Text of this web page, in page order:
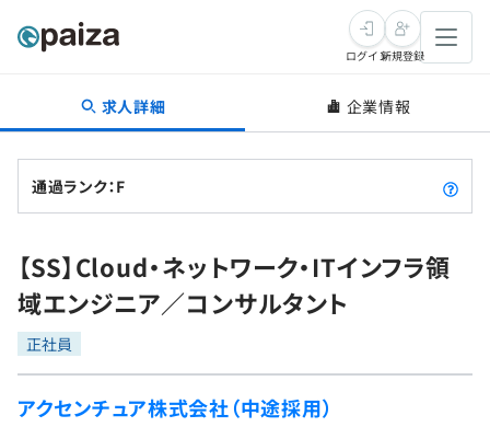
転職・キャリア
転職成功ガイド
転職エージェント
インタビュー
転職成功ガイド
新卒就活
求人検索
本選考
インターン
学習
問題集
プログラミング言語
ゲーム・マンガ
ログイン新規登録
求人詳細 企業情報
通過ランク：F
【SS】Cloud・ネットワーク・ITインフラ領
域エンジニア／コンサルタント
正社員
アクセンチュア株式会社（中途採用）